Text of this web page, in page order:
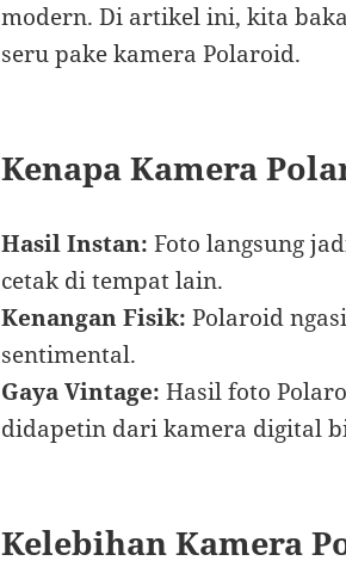
modern. Di artikel ini, kita
seru pake kamera Polaroid.
Kenapa Kamera
Hasil Instan: Foto langsung
cetak di tempat lain.
Kenangan Fisik: Polaroid
sentimental.
Gaya Vintage: Hasil foto
didapetin dari kamera digital
Kelebihan Kamera